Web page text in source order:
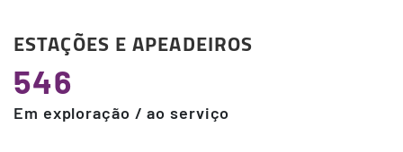
ESTAÇÕES E APEADEIROS
546
Em exploração / ao serviço